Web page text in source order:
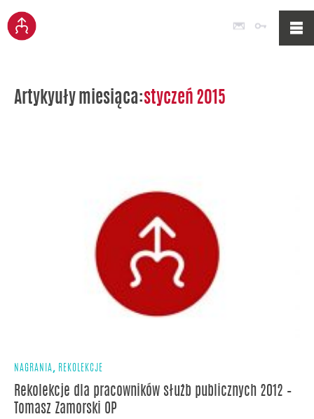
Poczta
Artykyuły miesiąca:styczeń 2015
NAGRANIA, REKOLEKCJE
Rekolekcje dla pracowników służb publicznych 2012 –
Tomasz Zamorski OP